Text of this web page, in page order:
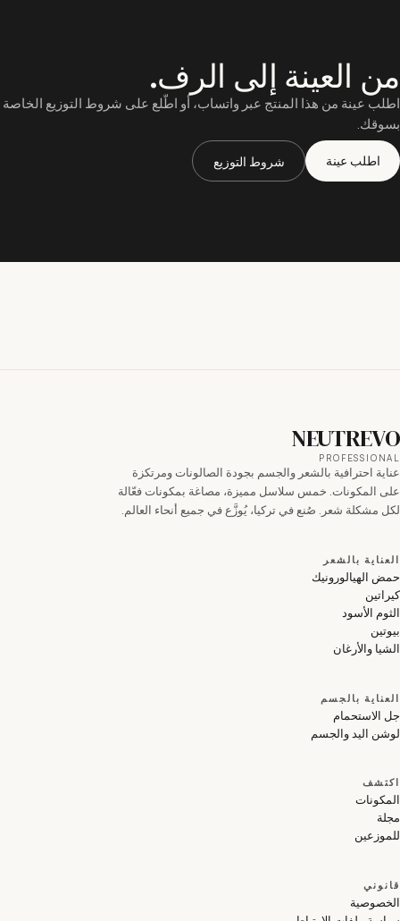
العينة إلى الرف.
عينة من هذا المنتج عبر واتساب، أو اطّلع على شروط التوزيع الخاصة
اطلب عينة شروط التوزيع
احترافية بالشعر والجسم بجودة الصالونات ومرتكزة
المكونات. خمس سلاسل مميزة، مصاغة بمكونات فعّالة
مشكلة شعر. صُنع في تركيا، يُوزَّع في جميع أنحاء العالم.
بالشعر
الهيالورونيك
الأسود
والأرغان
بالجسم
الاستحمام
اليد والجسم